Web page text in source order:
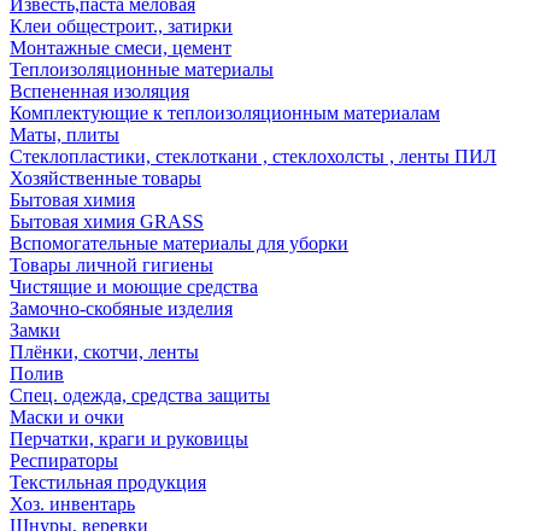
Известь,паста меловая
Клеи общестроит., затирки
Монтажные смеси, цемент
Теплоизоляционные материалы
Вспененная изоляция
Комплектующие к теплоизоляционным материалам
Маты, плиты
Стеклопластики, стеклоткани , стеклохолсты , ленты ПИЛ
Хозяйственные товары
Бытовая химия
Бытовая химия GRASS
Вспомогательные материалы для уборки
Товары личной гигиены
Чистящие и моющие средства
Замочно-скобяные изделия
Замки
Плёнки, скотчи, ленты
Полив
Спец. одежда, средства защиты
Маски и очки
Перчатки, краги и руковицы
Респираторы
Текстильная продукция
Хоз. инвентарь
Шнуры, веревки